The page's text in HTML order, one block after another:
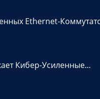
Ethernet-
Кибер-Усиленные...